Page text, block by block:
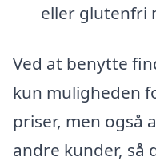
eller glutenfri
Ved at benytte
kun muligheden
priser, men også
andre kunder, så